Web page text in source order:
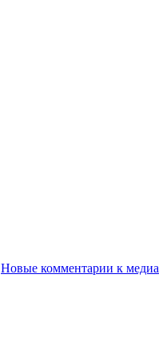
Новые комментарии к медиа